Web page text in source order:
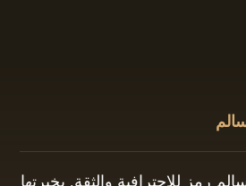
رمز للاحترافية والثقة. بخبرتها